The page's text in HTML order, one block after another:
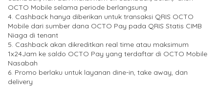
OCTO Mobile selama periode berlangsung
4. Cashback hanya diberikan untuk transaksi QRIS OCTO
Mobile dari sumber dana OCTO Pay pada QRIS Statis CIMB
Niaga di tenant
5. Cashback akan dikreditkan real time atau maksimum
1x24Jam ke saldo OCTO Pay yang terdaftar di OCTO Mobile
Nasabah
6. Promo berlaku untuk layanan dine-in, take away, dan
delivery